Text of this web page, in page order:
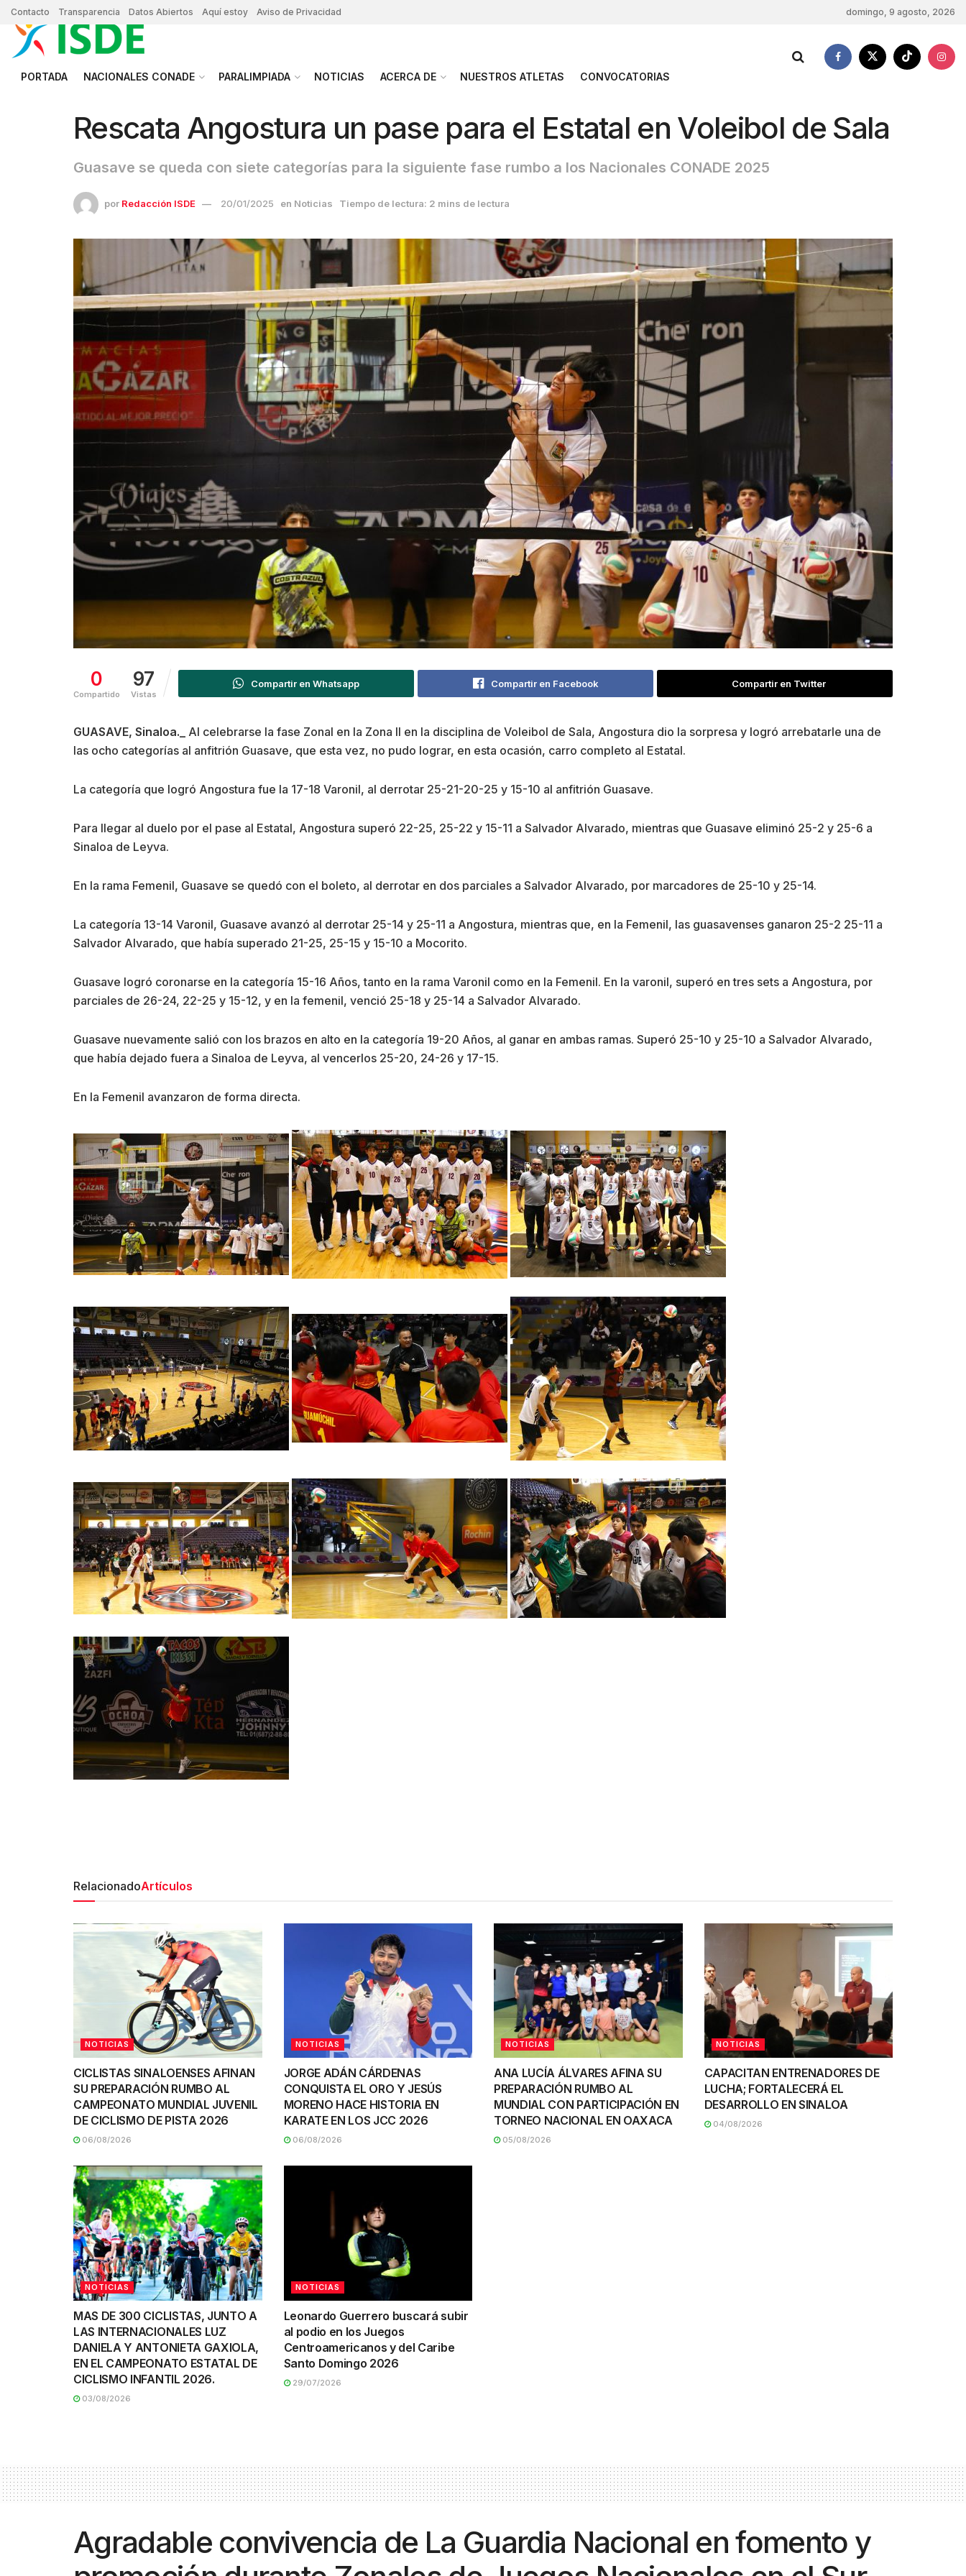
Contacto Transparencia Datos Abiertos Aquí estoy Aviso de Privacidad domingo, 9 agosto, 2026
PORTADA NACIONALES CONADE PARALIMPIADA NOTICIAS ACERCA DE NUESTROS ATLETAS CONVOCATORIAS
Rescata Angostura un pase para el Estatal en Voleibol de Sala
Guasave se queda con siete categorías para la siguiente fase rumbo a los Nacionales CONADE 2025
por Redacción ISDE 20/01/2025 en Noticias Tiempo de lectura: 2 mins de lectura
0
Compartido
97
Vistas
Compartir en Whatsapp Compartir en Facebook Compartir en Twitter
GUASAVE, Sinaloa._
Al celebrarse la fase Zonal en la Zona II en la disciplina de Voleibol de Sala, Angostura dio la sorpresa y logró arrebatarle una de
las ocho categorías al anfitrión Guasave, que esta vez, no pudo lograr, en esta ocasión, carro completo al Estatal.
La categoría que logró Angostura fue la 17-18 Varonil, al derrotar 25-21-20-25 y 15-10 al anfitrión Guasave.
Para llegar al duelo por el pase al Estatal, Angostura superó 22-25, 25-22 y 15-11 a Salvador Alvarado, mientras que Guasave eliminó 25-2 y 25-6 a
Sinaloa de Leyva.
En la rama Femenil, Guasave se quedó con el boleto, al derrotar en dos parciales a Salvador Alvarado, por marcadores de 25-10 y 25-14.
La categoría 13-14 Varonil, Guasave avanzó al derrotar 25-14 y 25-11 a Angostura, mientras que, en la Femenil, las guasavenses ganaron 25-2 25-11 a
Salvador Alvarado, que había superado 21-25, 25-15 y 15-10 a Mocorito.
Guasave logró coronarse en la categoría 15-16 Años, tanto en la rama Varonil como en la Femenil. En la varonil, superó en tres sets a Angostura, por
parciales de 26-24, 22-25 y 15-12, y en la femenil, venció 25-18 y 25-14 a Salvador Alvarado.
Guasave nuevamente salió con los brazos en alto en la categoría 19-20 Años, al ganar en ambas ramas. Superó 25-10 y 25-10 a Salvador Alvarado,
que había dejado fuera a Sinaloa de Leyva, al vencerlos 25-20, 24-26 y 17-15.
En la Femenil avanzaron de forma directa.
RelacionadoArtículos
NOTICIAS
CICLISTAS SINALOENSES AFINAN
SU PREPARACIÓN RUMBO AL
CAMPEONATO MUNDIAL JUVENIL
DE CICLISMO DE PISTA 2026
06/08/2026
NOTICIAS
JORGE ADÁN CÁRDENAS
CONQUISTA EL ORO Y JESÚS
MORENO HACE HISTORIA EN
KARATE EN LOS JCC 2026
06/08/2026
NOTICIAS
ANA LUCÍA ÁLVARES AFINA SU
PREPARACIÓN RUMBO AL
MUNDIAL CON PARTICIPACIÓN EN
TORNEO NACIONAL EN OAXACA
05/08/2026
NOTICIAS
CAPACITAN ENTRENADORES DE
LUCHA; FORTALECERÁ EL
DESARROLLO EN SINALOA
04/08/2026
NOTICIAS
MAS DE 300 CICLISTAS, JUNTO A
LAS INTERNACIONALES LUZ
DANIELA Y ANTONIETA GAXIOLA,
EN EL CAMPEONATO ESTATAL DE
CICLISMO INFANTIL 2026.
03/08/2026
NOTICIAS
Leonardo Guerrero buscará subir
al podio en los Juegos
Centroamericanos y del Caribe
Santo Domingo 2026
29/07/2026
Agradable convivencia de La Guardia Nacional en fomento y